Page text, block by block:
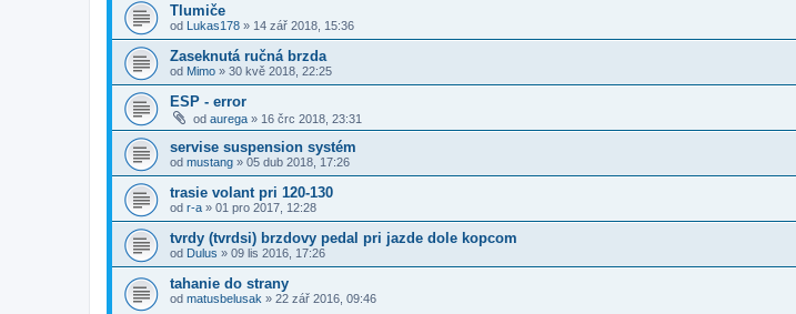
Tlumiče
od Lukas178 » 14 zář 2018, 15:36
Zaseknutá ručná brzda
od Mimo » 30 kvě 2018, 22:25
ESP - error
od aurega » 16 črc 2018, 23:31
servise suspension systém
od mustang » 05 dub 2018, 17:26
trasie volant pri 120-130
od r-a » 01 pro 2017, 12:28
tvrdy (tvrdsi) brzdovy pedal pri jazde dole kopcom
od Dulus » 09 lis 2016, 17:26
tahanie do strany
od matusbelusak » 22 zář 2016, 09:46